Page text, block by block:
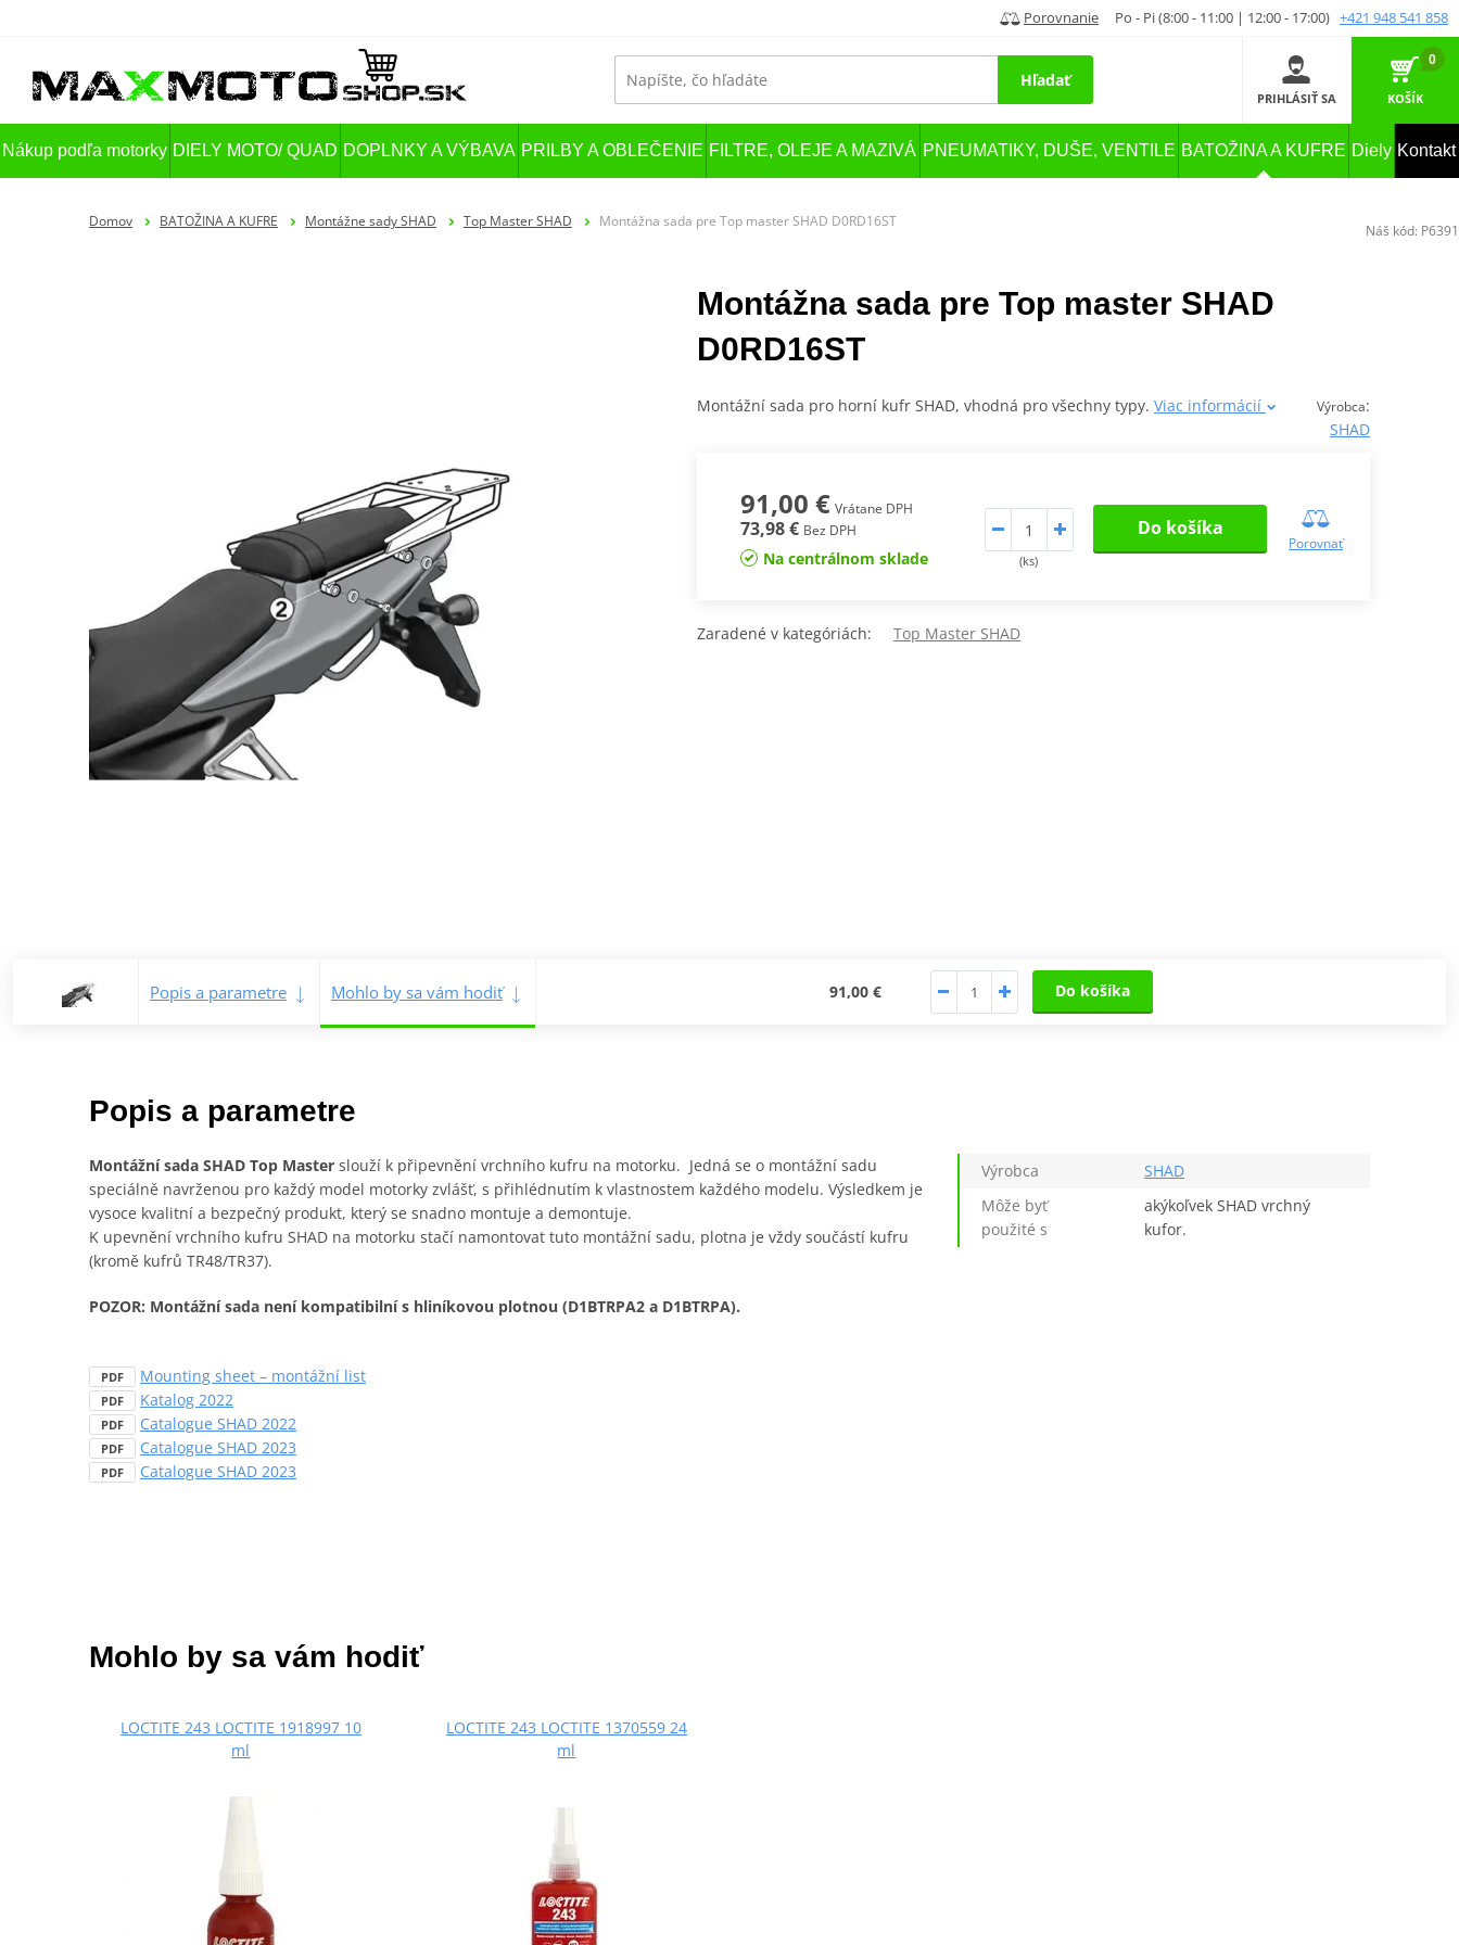
Porovnanie Po - Pi (8:00 - 11:00 | 12:00 - 17:00) +421 948 541 858
Hľadať
PRIHLÁSIŤ SA
0
KOŠÍK
Nákup podľa motorky DIELY MOTO/ QUAD DOPLNKY A VÝBAVA PRILBY A OBLEČENIE FILTRE, OLEJE A MAZIVÁ PNEUMATIKY, DUŠE, VENTILE BATOŽINA A KUFRE Diely Kontakt
Domov BATOŽINA A KUFRE Montážne sady SHAD Top Master SHAD Montážna sada pre Top master SHAD D0RD16ST
Montážna sada pre Top master SHAD
D0RD16ST
Výrobca:
SHAD
Montážní sada pro horní kufr SHAD, vhodná pro všechny typy. Viac informácií
91,00 € Vrátane DPH
73,98 € Bez DPH
Na centrálnom sklade (ks)
Do košíka
Porovnať
Zaradené v kategóriách: Top Master SHAD
Popis a parametre Mohlo by sa vám hodiť 91,00 € Do košíka
Popis a parametre
Montážní sada SHAD Top Master slouží k připevnění vrchního kufru na motorku. Jedná se o montážní sadu
speciálně navrženou pro každý model motorky zvlášť, s přihlédnutím k vlastnostem každého modelu. Výsledkem je
vysoce kvalitní a bezpečný produkt, který se snadno montuje a demontuje.
K upevnění vrchního kufru SHAD na motorku stačí namontovat tuto montážní sadu, plotna je vždy součástí kufru
(kromě kufrů TR48/TR37).
POZOR: Montážní sada není kompatibilní s hliníkovou plotnou (D1BTRPA2 a D1BTRPA).
PDF Mounting sheet – montážní list
PDF Katalog 2022
PDF Catalogue SHAD 2022
PDF Catalogue SHAD 2023
PDF Catalogue SHAD 2023
Výrobca
SHAD
Môže byť
použité s
akýkoľvek SHAD vrchný
kufor.
Náš kód: P6391
Mohlo by sa vám hodiť
LOCTITE 243 LOCTITE 1918997 10
ml
LOCTITE 243 LOCTITE 1370559 24
ml